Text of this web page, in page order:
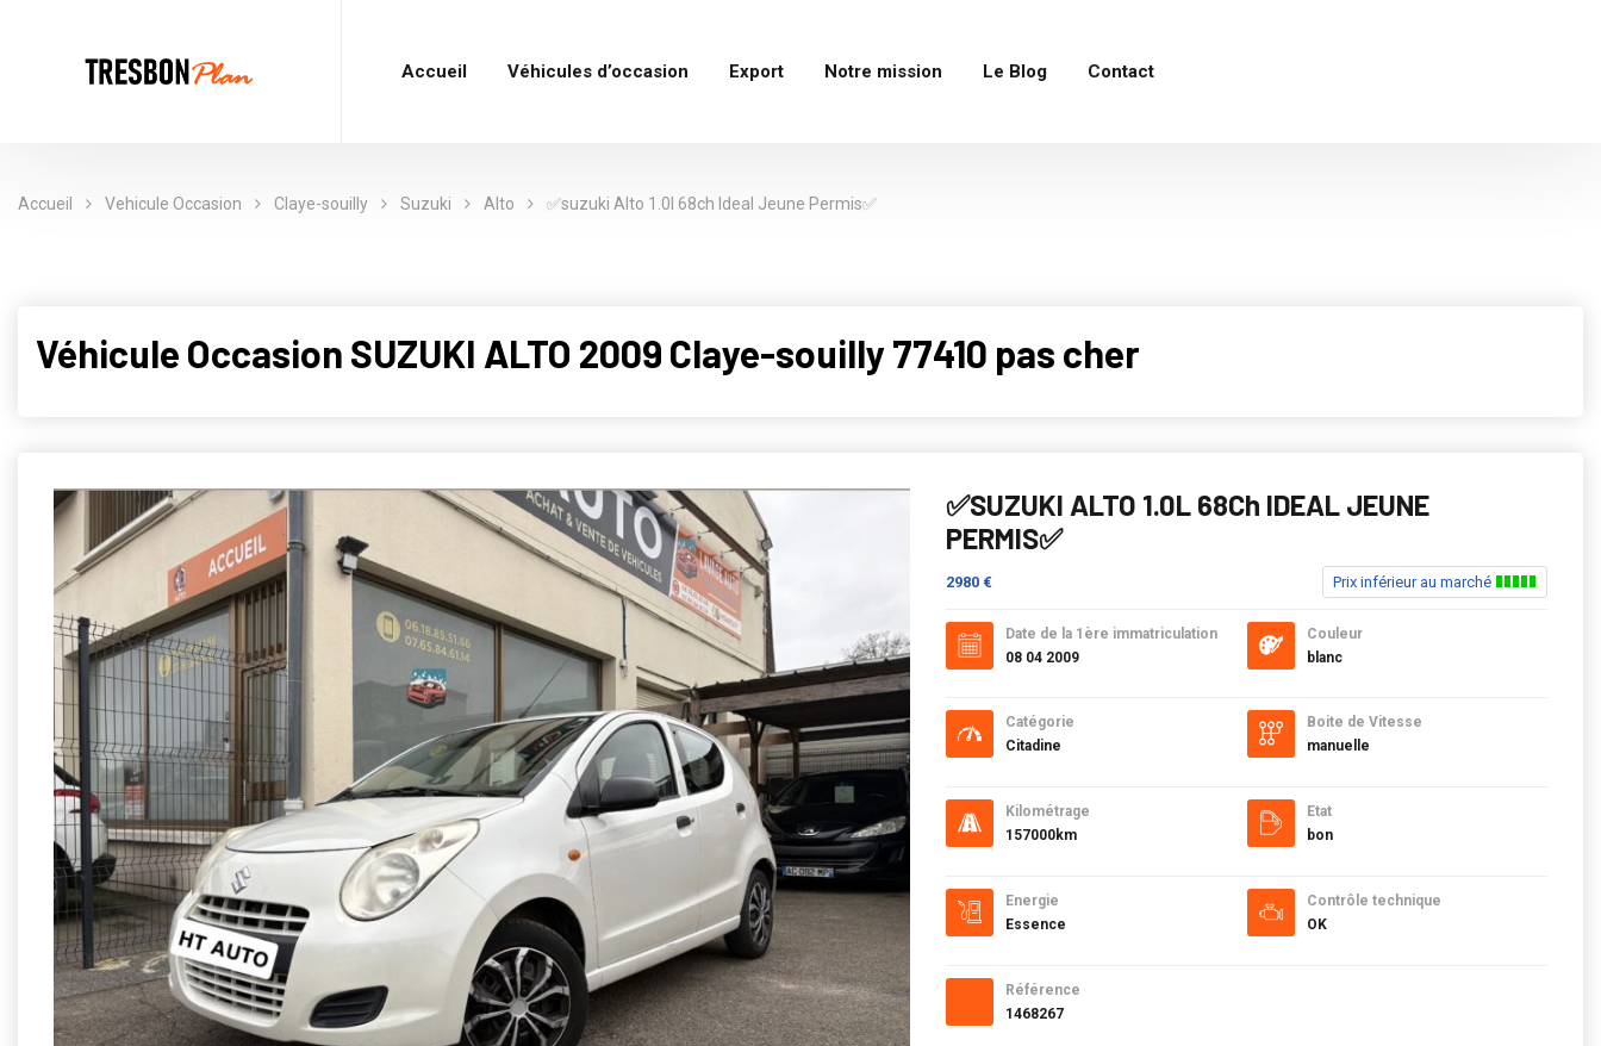
Accueil Véhicules d’occasion Export Notre mission Le Blog Contact
Accueil Vehicule Occasion Claye-souilly Suzuki Alto ✅suzuki Alto 1.0l 68ch Ideal Jeune Permis✅
Véhicule Occasion SUZUKI ALTO 2009 Claye-souilly 77410 pas cher
✅SUZUKI ALTO 1.0L 68Ch IDEAL JEUNE
PERMIS✅
2980 € Prix inférieur au marché
Date de la 1ère immatriculation
08 04 2009
Catégorie
Citadine
Kilométrage
157000km
Energie
Essence
Référence
1468267
Couleur
blanc
Boite de Vitesse
manuelle
Etat
bon
Contrôle technique
OK